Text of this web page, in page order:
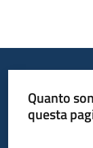
Quanto
questa